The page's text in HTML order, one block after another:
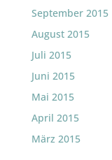
September 2015
August 2015
Juli 2015
Juni 2015
Mai 2015
April 2015
März 2015